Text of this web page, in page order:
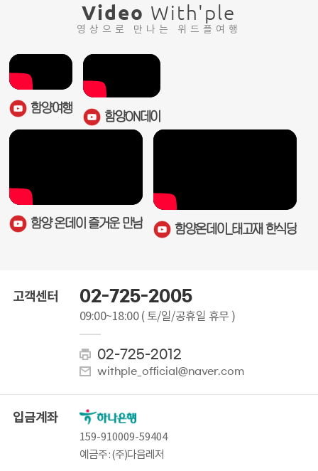
Video With'ple
영상으로 만나는 위드플여행
함양여행
함양ON데이
함양 온데이 즐거운 만남 함양온데이_태고재 한식당
고객센터 02-725-2005
09:00~18:00 ( 토/일/공휴일 휴무 )
02-725-2012
withple_official@naver.com
입금계좌
159-910009-59404
예금주 : (주)다음레저